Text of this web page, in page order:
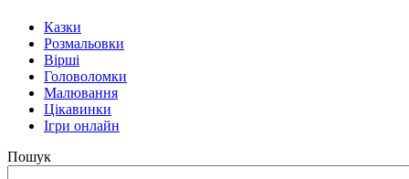
Казки
Розмальовки
Вірші
Головоломки
Малювання
Цікавинки
Ігри онлайн
Пошук